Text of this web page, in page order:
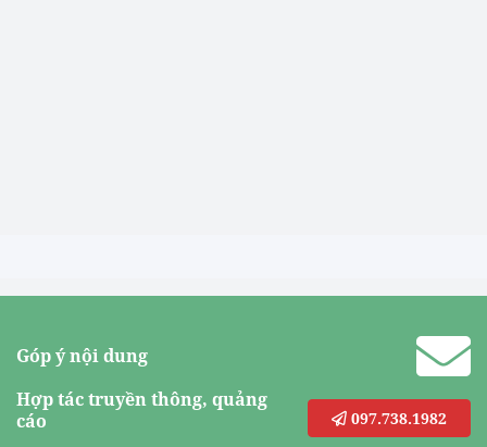
Góp ý nội dung
Hợp tác truyền thông, quảng
cáo
097.738.1982